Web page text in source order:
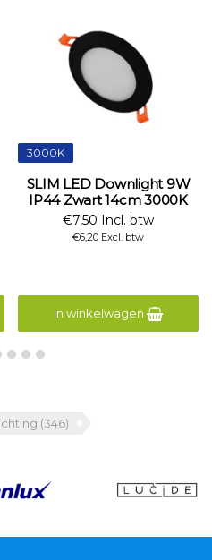
3000K
SLIM LED Downlight 9W
IP44 Zwart 14cm 3000K
€7,50 Incl. btw
€6,20 Excl. btw
In winkelwagen
(346)